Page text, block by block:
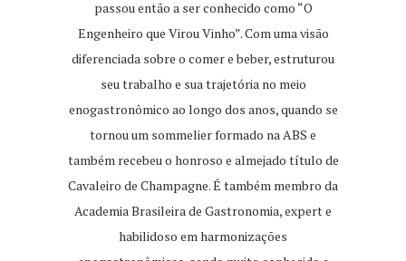
passou então a ser conhecido como “O
Engenheiro que Virou Vinho”. Com uma visão
diferenciada sobre o comer e beber, estruturou
seu trabalho e sua trajetória no meio
enogastronômico ao longo dos anos, quando se
tornou um sommelier formado na ABS e
também recebeu o honroso e almejado título de
Cavaleiro de Champagne. É também membro da
Academia Brasileira de Gastronomia, expert e
habilidoso em harmonizações